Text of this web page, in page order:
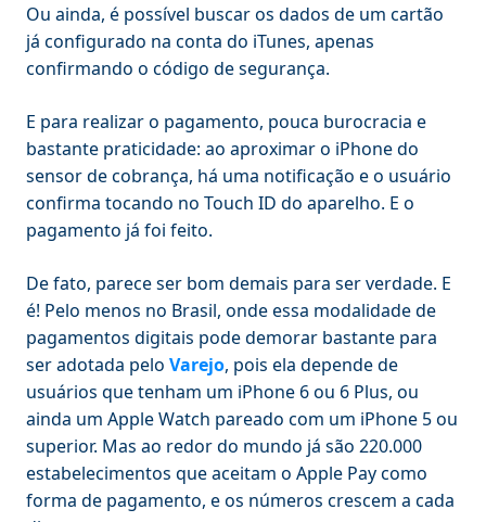
Ou ainda, é possível buscar os dados de um cartão
já configurado na conta do iTunes, apenas
confirmando o código de segurança.
E para realizar o pagamento, pouca burocracia e
bastante praticidade: ao aproximar o iPhone do
sensor de cobrança, há uma notificação e o usuário
confirma tocando no Touch ID do aparelho. E o
pagamento já foi feito.
De fato, parece ser bom demais para ser verdade. E
é! Pelo menos no Brasil, onde essa modalidade de
pagamentos digitais pode demorar bastante para
ser adotada pelo Varejo, pois ela depende de
usuários que tenham um iPhone 6 ou 6 Plus, ou
ainda um Apple Watch pareado com um iPhone 5 ou
superior. Mas ao redor do mundo já são 220.000
estabelecimentos que aceitam o Apple Pay como
forma de pagamento, e os números crescem a cada